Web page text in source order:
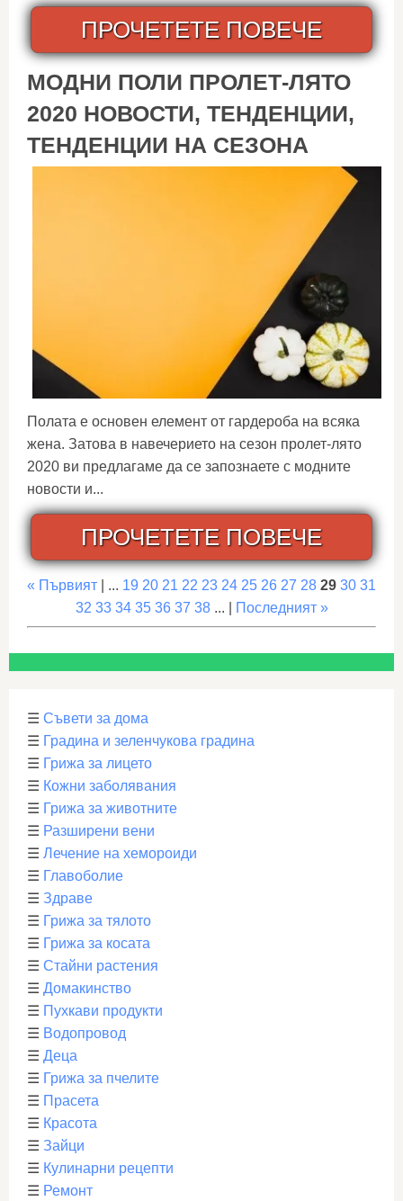
ПРОЧЕТЕТЕ ПОВЕЧЕ
МОДНИ ПОЛИ ПРОЛЕТ-ЛЯТО
2020 НОВОСТИ, ТЕНДЕНЦИИ,
ТЕНДЕНЦИИ НА СЕЗОНА
Полата е основен елемент от гардероба на всяка
жена. Затова в навечерието на сезон пролет-лято
2020 ви предлагаме да се запознаете с модните
новости и...
ПРОЧЕТЕТЕ ПОВЕЧЕ
« Първият | ... 19 20 21 22 23 24 25 26 27 28 29 30 31
32 33 34 35 36 37 38... | Последният »
☰ Съвети за дома
☰ Градина и зеленчукова градина
☰ Грижа за лицето
☰ Кожни заболявания
☰ Грижа за животните
☰ Разширени вени
☰ Лечение на хемороиди
☰ Главоболие
☰ Здраве
☰ Грижа за тялото
☰ Грижа за косата
☰ Стайни растения
☰ Домакинство
☰ Пухкави продукти
☰ Водопровод
☰ Деца
☰ Грижа за пчелите
☰ Прасета
☰ Красота
☰ Зайци
☰ Кулинарни рецепти
☰ Ремонт